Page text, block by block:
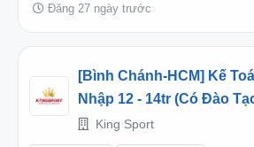
Đăng 27 ngày trước
[Bình Chánh-HCM] Kế
Nhập 12 - 14tr (có Đào
King Sport